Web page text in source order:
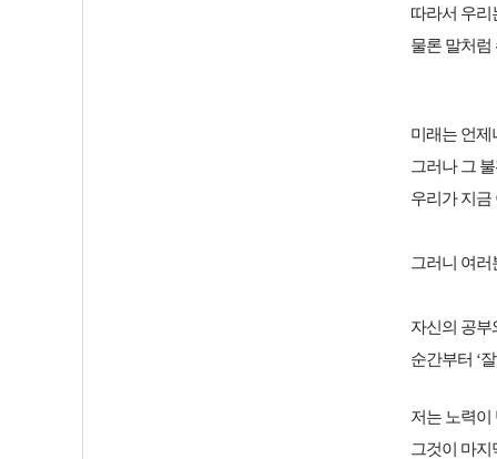
따라서 우리
물론 말처럼
미래는 언
그러나 그
우리가 지금
그러니 여
자신의 공부
순간부터 ‘
저는 노력이
그것이 마